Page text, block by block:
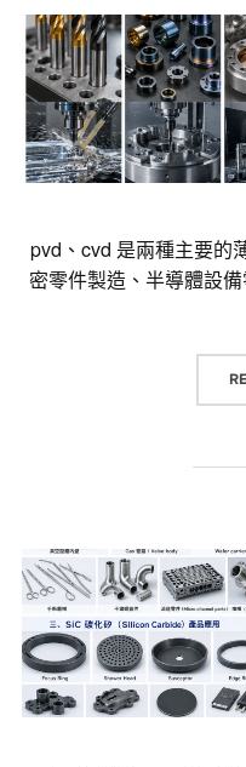
pvd、cvd 是兩種主要的
密零件製造、半導體設